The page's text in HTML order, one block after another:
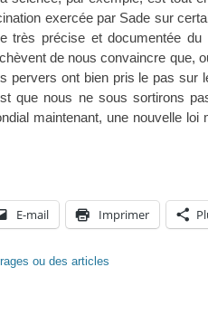
exercée par Sade sur
très précise et documentée du
de nous convaincre que,
pervers ont bien pris le pas sur
que nous ne sous sortirons
maintenant, une nouvelle
E-mail Imprimer
ou des articles